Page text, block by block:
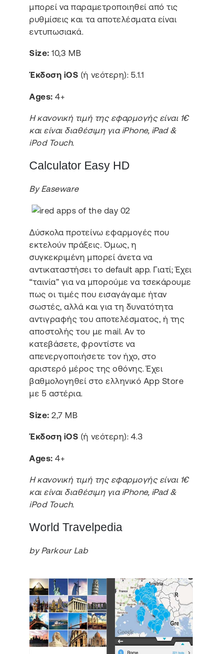
μπορεί να παραμετροποιηθεί από τις
ρυθμίσεις και τα αποτελέσματα είναι
εντυπωσιακά.
Size: 10,3 MB
Έκδοση iOS (ή νεότερη): 5.1.1
Ages: 4+
Η κανονική τιμή της εφαρμογής είναι 1€
και είναι διαθέσιμη για iPhone, iPad &
iPod Touch.
Calculator Easy HD
By Easeware
Δύσκολα προτείνω εφαρμογές που
εκτελούν πράξεις. Όμως, η
συγκεκριμένη μπορεί άνετα να
αντικαταστήσει το default app. Γιατί; Έχει
“ταινία” για να μπορούμε να τσεκάρουμε
πως οι τιμές που εισαγάγαμε ήταν
σωστές, αλλά και για τη δυνατότητα
αντιγραφής του αποτελέσματος, ή της
αποστολής του με mail. Αν το
κατεβάσετε, φροντίστε να
απενεργοποιήσετε τον ήχο, στο
αριστερό μέρος της οθόνης. Έχει
βαθμολογηθεί στο ελληνικό App Store
με 5 αστέρια.
Size: 2,7 MB
Έκδοση iOS (ή νεότερη): 4.3
Ages: 4+
Η κανονική τιμή της εφαρμογής είναι 1€
και είναι διαθέσιμη για iPhone, iPad &
iPod Touch.
World Travelpedia
by Parkour Lab